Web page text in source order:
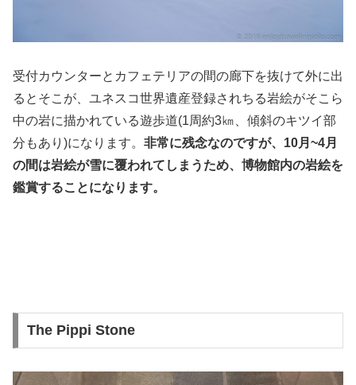
受付カウンターとカフェテリアの間の廊下を抜けて外に出
るとそこが、ユネスコ世界遺産登録されちる岩絵がそこら
中の岩に描かれている遊歩道(1周約3㎞、傾斜のキツイ部
分もあり)になります。 非常に残念なのですが、10月~4月
の間は岩絵が雪に覆われてしまうため、博物館内の岩絵を
鑑賞することになります。
The Pippi Stone